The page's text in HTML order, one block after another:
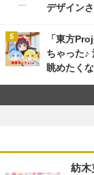
デザイン
「東方
ちゃった♪
眺めたく
紡木